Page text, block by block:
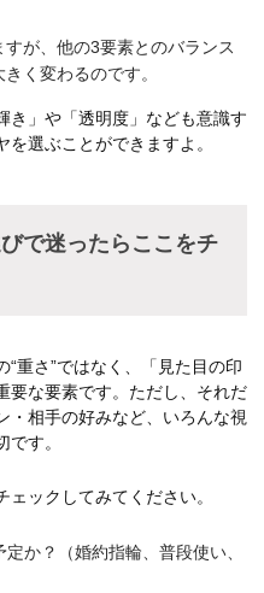
が、他の3要素とのバランス
く変わるのです。
き」や「透明度」なども意識す
選ぶことができますよ。
で迷ったらここをチ
重さ”ではなく、「見た目の印
要な要素です。ただし、それだ
・相手の好みなど、いろんな視
す。
ックしてみてください。
か？（婚約指輪、普段使い、